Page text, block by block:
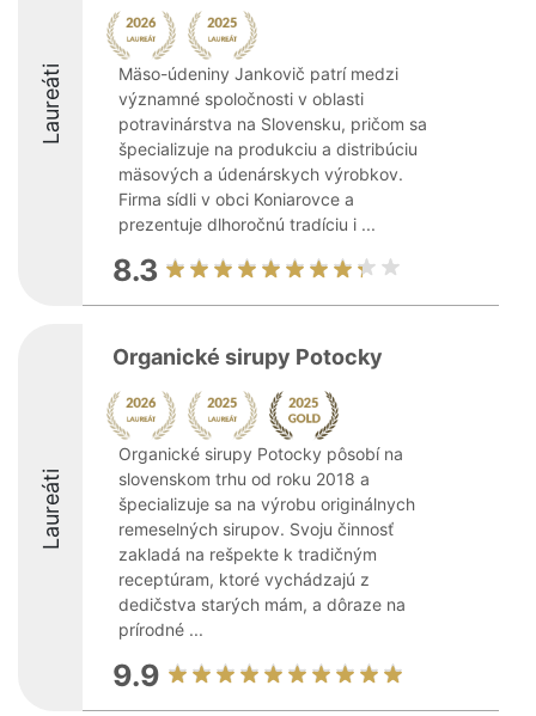
Laureáti
Mäso-údeniny Jankovič patrí medzi
významné spoločnosti v oblasti
potravinárstva na Slovensku, pričom sa
špecializuje na produkciu a distribúciu
mäsových a údenárskych výrobkov.
Firma sídli v obci Koniarovce a
prezentuje dlhoročnú tradíciu i ...
8.3
Laureáti
Organické sirupy Potocky
Organické sirupy Potocky pôsobí na
slovenskom trhu od roku 2018 a
špecializuje sa na výrobu originálnych
remeselných sirupov. Svoju činnosť
zakladá na rešpekte k tradičným
receptúram, ktoré vychádzajú z
dedičstva starých mám, a dôraze na
prírodné ...
9.9